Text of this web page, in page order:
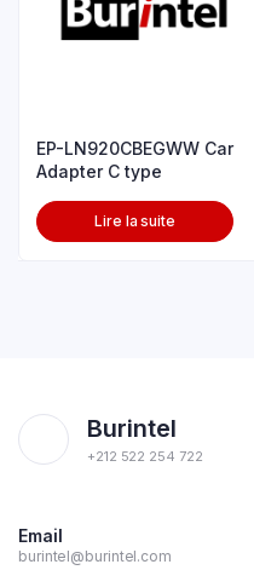
EP-LN920CBEGWW Car
Adapter C type
Lire la suite
Burintel
+212 522 254 722
Email
burintel@burintel.com